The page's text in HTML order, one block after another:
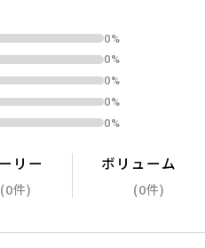
入する
うちにキットが届
スマートフォンな
しよう！
0%
0%
0%
0%
0%
リー
(0件)
ボリューム
(0件)